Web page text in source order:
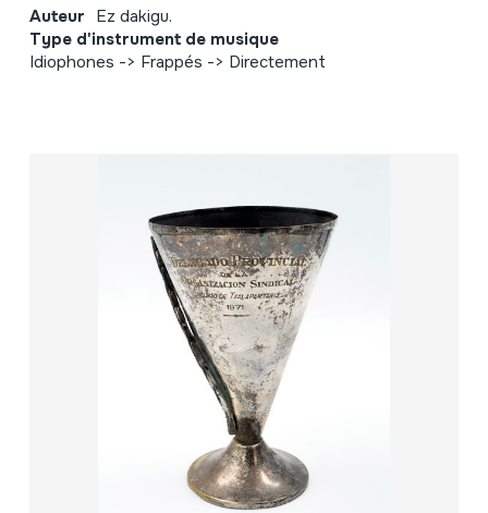
Auteur Ez dakigu.
Type d'instrument de musique
Idiophones -> Frappés -> Directement